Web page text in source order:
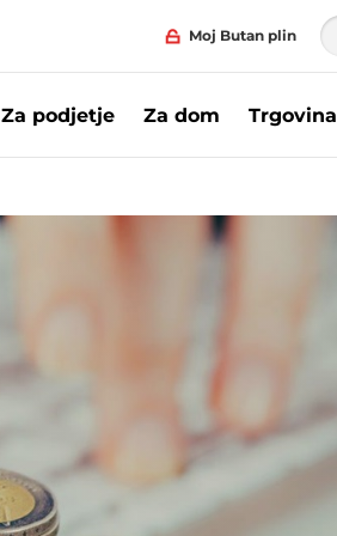
Moj Butan plin
Za podjetje Za dom Trgovina